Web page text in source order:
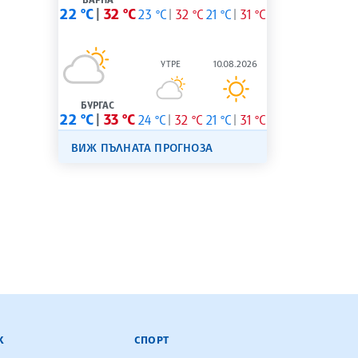
22 °C 32 °C23 °C 32 °C 21 °C 31 °C
БУРГАС
22 °C 33 °C
УТРЕ
24 °C 32 °C
10.08.2026
21 °C 31 °C
ВИЖ ПЪЛНАТА ПРОГНОЗА
СПОРТ